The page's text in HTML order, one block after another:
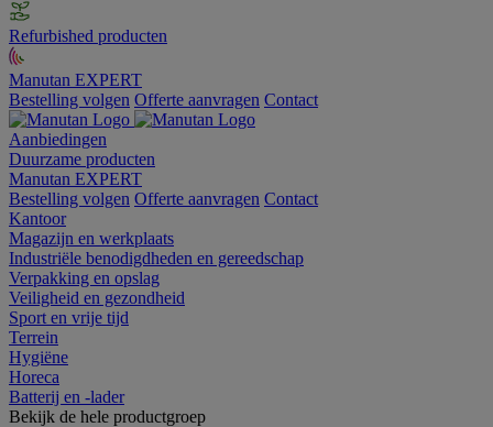
Refurbished producten
Manutan EXPERT
Bestelling volgen Offerte aanvragen Contact
Aanbiedingen
Duurzame producten
Manutan EXPERT
Bestelling volgen Offerte aanvragen Contact
Kantoor
Magazijn en werkplaats
Industriële benodigdheden en gereedschap
Verpakking en opslag
Veiligheid en gezondheid
Sport en vrije tijd
Terrein
Hygiëne
Horeca
Batterij en -lader
Bekijk de hele productgroep